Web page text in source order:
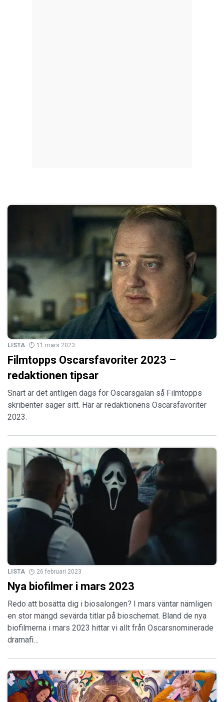
LISTA 11 mars 2023
Filmtopps Oscarsfavoriter 2023 –
redaktionen tipsar
Snart är det äntligen dags för Oscarsgalan så Filmtopps
skribenter säger sitt. Här är redaktionens Oscarsfavoriter
2023.
LISTA 26 februari 2023
Nya biofilmer i mars 2023
Redo att bosätta dig i biosalongen? I mars väntar nämligen
en stor mängd sevärda titlar på bioschemat. Bland de nya
biofilmerna i mars 2023 hittar vi allt från Oscarsnominerade
dramafi…